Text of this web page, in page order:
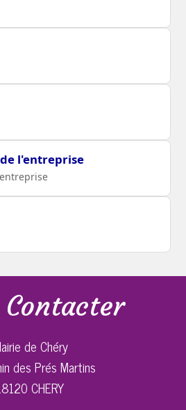
l'entreprise
de Chéry
des Prés Martins
CHERY